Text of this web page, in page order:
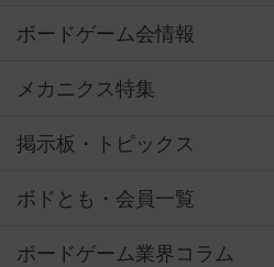
ボードゲーム会情報
メカニクス特集
掲示板・トピックス
ボドとも・会員一覧
ボードゲーム業界コラム